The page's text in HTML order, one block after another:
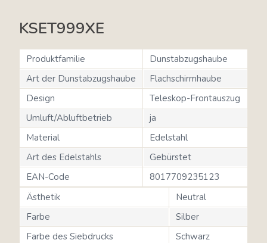
KSET999XE
Produktfamilie
Dunstabzugshaube
Art der Dunstabzugshaube
Flachschirmhaube
Design
Teleskop-Frontauszug
Umluft/Abluftbetrieb
ja
Material
Edelstahl
Art des Edelstahls
Gebürstet
EAN-Code
8017709235123
Ästhetik
Neutral
Farbe
Silber
Farbe des Siebdrucks
Schwarz